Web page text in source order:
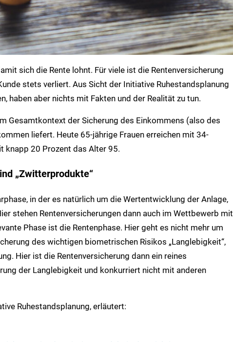
sich die Rente lohnt. Für viele ist die Rentenversicherung
stets verliert. Aus Sicht der Initiative Ruhestandsplanung
haben aber nichts mit Fakten und der Realität zu tun.
Gesamtkontext der Sicherung des Einkommens (also des
liefert. Heute 65-jährige Frauen erreichen mit 34-
knapp 20 Prozent das Alter 95.
„Zwitterprodukte“
in der es natürlich um die Wertentwicklung der Anlage,
stehen Rentenversicherungen dann auch im Wettbewerb mit
Phase ist die Rentenphase. Hier geht es nicht mehr um
des wichtigen biometrischen Risikos „Langlebigkeit“,
Hier ist die Rentenversicherung dann ein reines
der Langlebigkeit und konkurriert nicht mit anderen
Ruhestandsplanung, erläutert: